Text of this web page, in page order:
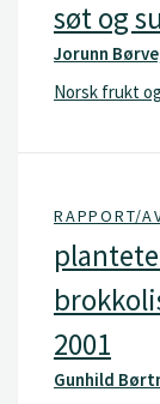
søt og
Jorunn
Norsk frukt
RAPPORT/
2001
Gunhild